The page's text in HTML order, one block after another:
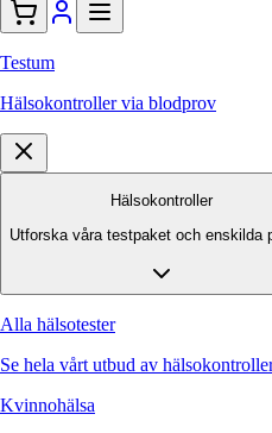
Testum
Hälsokontroller via blodprov
Hälsokontroller
Utforska våra testpaket och enskilda
Alla hälsotester
Se hela vårt utbud av
Kvinnohälsa